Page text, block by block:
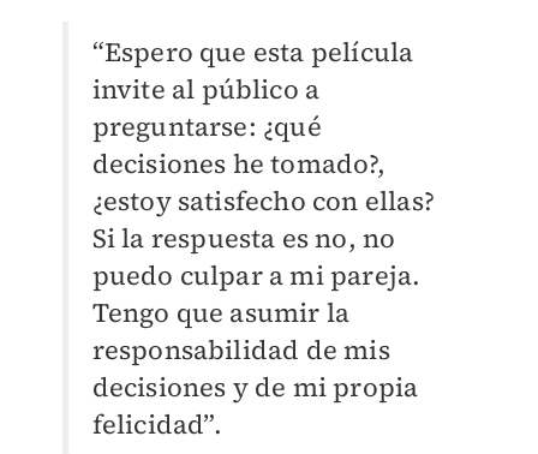
“Espero que esta película
invite al público a
preguntarse: ¿qué
decisiones he tomado?,
¿estoy satisfecho con ellas?
Si la respuesta es no, no
puedo culpar a mi pareja.
Tengo que asumir la
responsabilidad de mis
decisiones y de mi propia
felicidad”.